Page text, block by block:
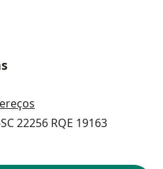
22256 RQE 19163